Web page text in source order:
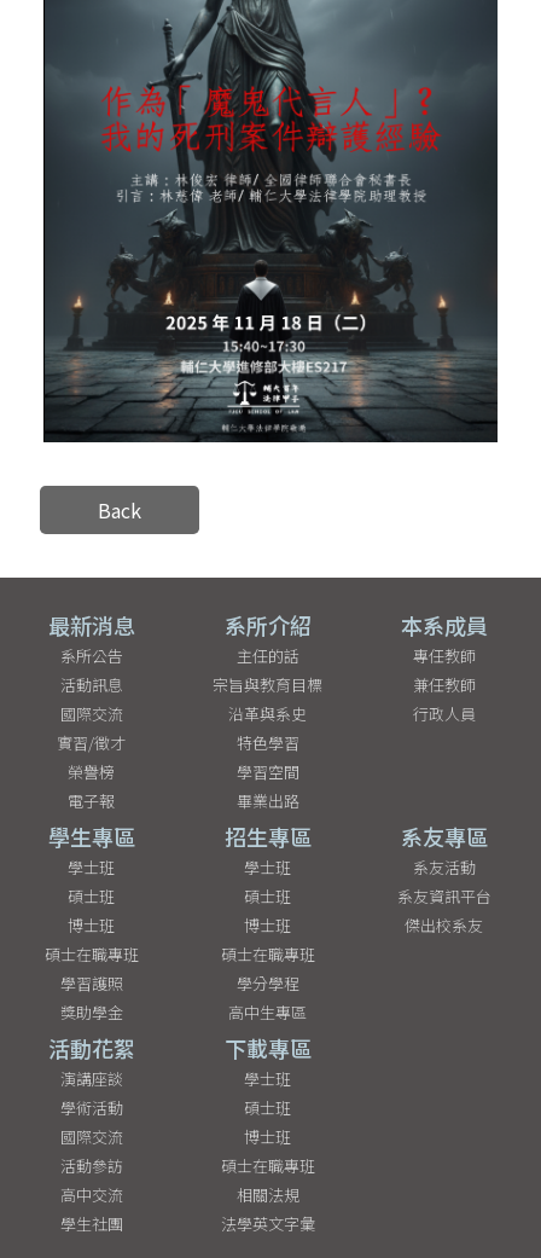
Back
最新消息
系所公告
活動訊息
國際交流
實習/徵才
榮譽榜
電子報
系所介紹
主任的話
宗旨與教育目標
沿革與系史
特色學習
學習空間
畢業出路
本系成員
專任教師
兼任教師
行政人員
學生專區
學士班
碩士班
博士班
碩士在職專班
學習護照
獎助學金
招生專區
學士班
碩士班
博士班
碩士在職專班
學分學程
高中生專區
系友專區
系友活動
系友資訊平台
傑出校系友
活動花絮
演講座談
學術活動
國際交流
活動參訪
高中交流
學生社團
下載專區
學士班
碩士班
博士班
碩士在職專班
相關法規
法學英文字彙